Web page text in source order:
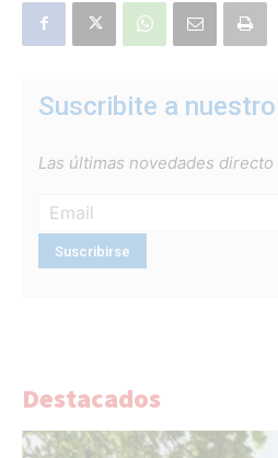
Suscribite a
Las últimas novedades
Destacados